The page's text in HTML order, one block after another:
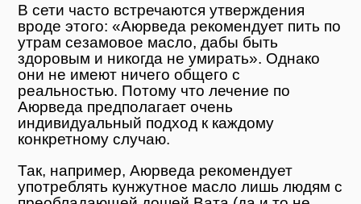
В сети часто встречаются утверждения
вроде этого: «Аюрведа рекомендует пить по
утрам сезамовое масло, дабы быть
здоровым и никогда не умирать». Однако
они не имеют ничего общего с
реальностью. Потому что лечение по
Аюрведа предполагает очень
индивидуальный подход к каждому
конкретному случаю.
Так, например, Аюрведа рекомендует
употреблять кунжутное масло лишь людям с